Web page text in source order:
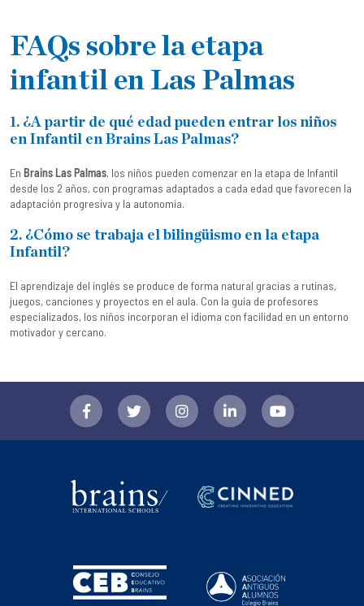
FAQs sobre la etapa
infantil en Las Palmas
1. ¿A partir de qué edad pueden entrar los niños
en Infantil en Brains Las Palmas?
En Brains Las Palmas, los niños pueden comenzar en la etapa de Infantil
desde los 2 años, con programas adaptados a cada edad que favorecen la
adaptación progresiva y la autonomía.
2. ¿Cómo se trabaja el bilingüismo en la etapa
Infantil?
El aprendizaje del inglés se produce de forma natural gracias a rutinas,
juegos, canciones y proyectos en el aula. Con la guía de profesores
especializados, los niños incorporan el idioma con facilidad en un entorno
motivador y cercano.